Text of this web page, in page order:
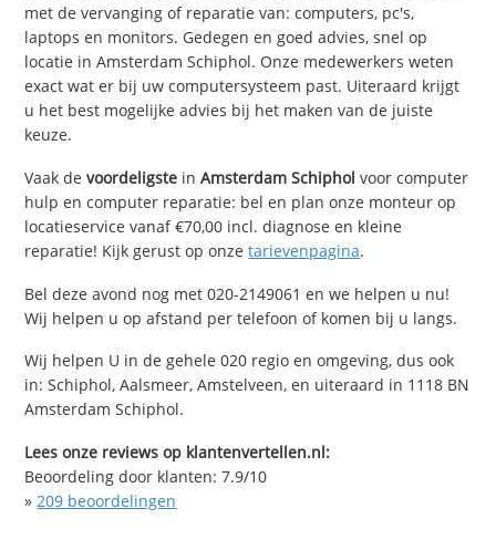
met de vervanging of reparatie van: computers, pc's,
laptops en monitors. Gedegen en goed advies, snel op
locatie in Amsterdam Schiphol. Onze medewerkers weten
exact wat er bij uw computersysteem past. Uiteraard krijgt
u het best mogelijke advies bij het maken van de juiste
keuze.
Vaak devoordeligste inAmsterdam Schiphol voor computer
hulp en computer reparatie: bel en plan onze monteur op
locatieservice vanaf €70,00 incl. diagnose en kleine
reparatie! Kijk gerust op onzetarievenpagina.
Bel deze avond nog met 020-2149061 en we helpen u nu!
Wij helpen u op afstand per telefoon of komen bij u langs.
Wij helpen U in de gehele 020 regio en omgeving, dus ook
in: Schiphol, Aalsmeer, Amstelveen, en uiteraard in 1118 BN
Amsterdam Schiphol.
Lees onze reviews op klantenvertellen.nl:
Beoordeling door klanten:7.9/10
»209 beoordelingen